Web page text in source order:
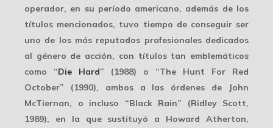
operador, en su período americano, además de los
títulos mencionados, tuvo tiempo de conseguir ser
uno de los más reputados profesionales dedicados
al género de acción, con títulos tan emblemáticos
como “Die Hard” (1988) o “The Hunt For Red
October” (1990), ambos a las órdenes de
John
McTiernan, o incluso “Black Rain” (Ridley Scott,
1989), en la que sustituyó a Howard Atherton,